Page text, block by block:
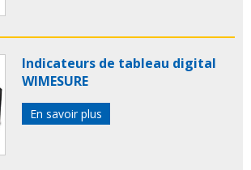
Indicateurs de tableau digital
WIMESURE
En savoir plus